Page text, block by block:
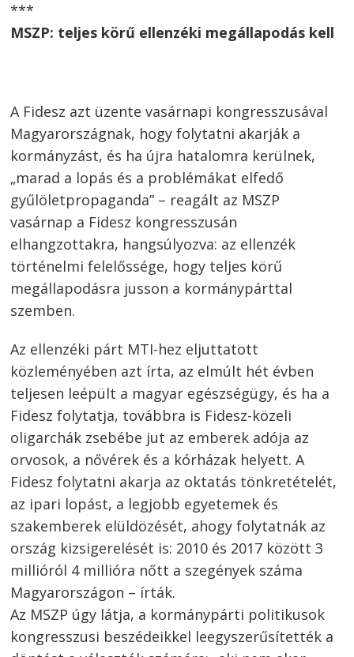
***
MSZP: teljes körű ellenzéki megállapodás kell
A Fidesz azt üzente vasárnapi kongresszusával
Magyarországnak, hogy folytatni akarják a
kormányzást, és ha újra hatalomra kerülnek,
„marad a lopás és a problémákat elfedő
gyűlöletpropaganda” – reagált az MSZP
vasárnap a Fidesz kongresszusán
elhangzottakra, hangsúlyozva: az ellenzék
történelmi felelőssége, hogy teljes körű
megállapodásra jusson a kormánypárttal
szemben.
Az ellenzéki párt MTI-hez eljuttatott
közleményében azt írta, az elmúlt hét évben
teljesen leépült a magyar egészségügy, és ha a
Fidesz folytatja, továbbra is Fidesz-közeli
oligarchák zsebébe jut az emberek adója az
orvosok, a nővérek és a kórházak helyett. A
Fidesz folytatni akarja az oktatás tönkretételét,
az ipari lopást, a legjobb egyetemek és
szakemberek elüldözését, ahogy folytatnák az
ország kizsigerelését is: 2010 és 2017 között 3
millióról 4 millióra nőtt a szegények száma
Magyarországon – írták.
Az MSZP úgy látja, a kormánypárti politikusok
kongresszusi beszédeikkel leegyszerűsítették a